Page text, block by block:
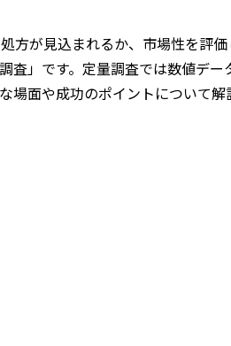
方が見込まれるか、市場性を評
査」です。定量調査では数値デー
面や成功のポイントについて解